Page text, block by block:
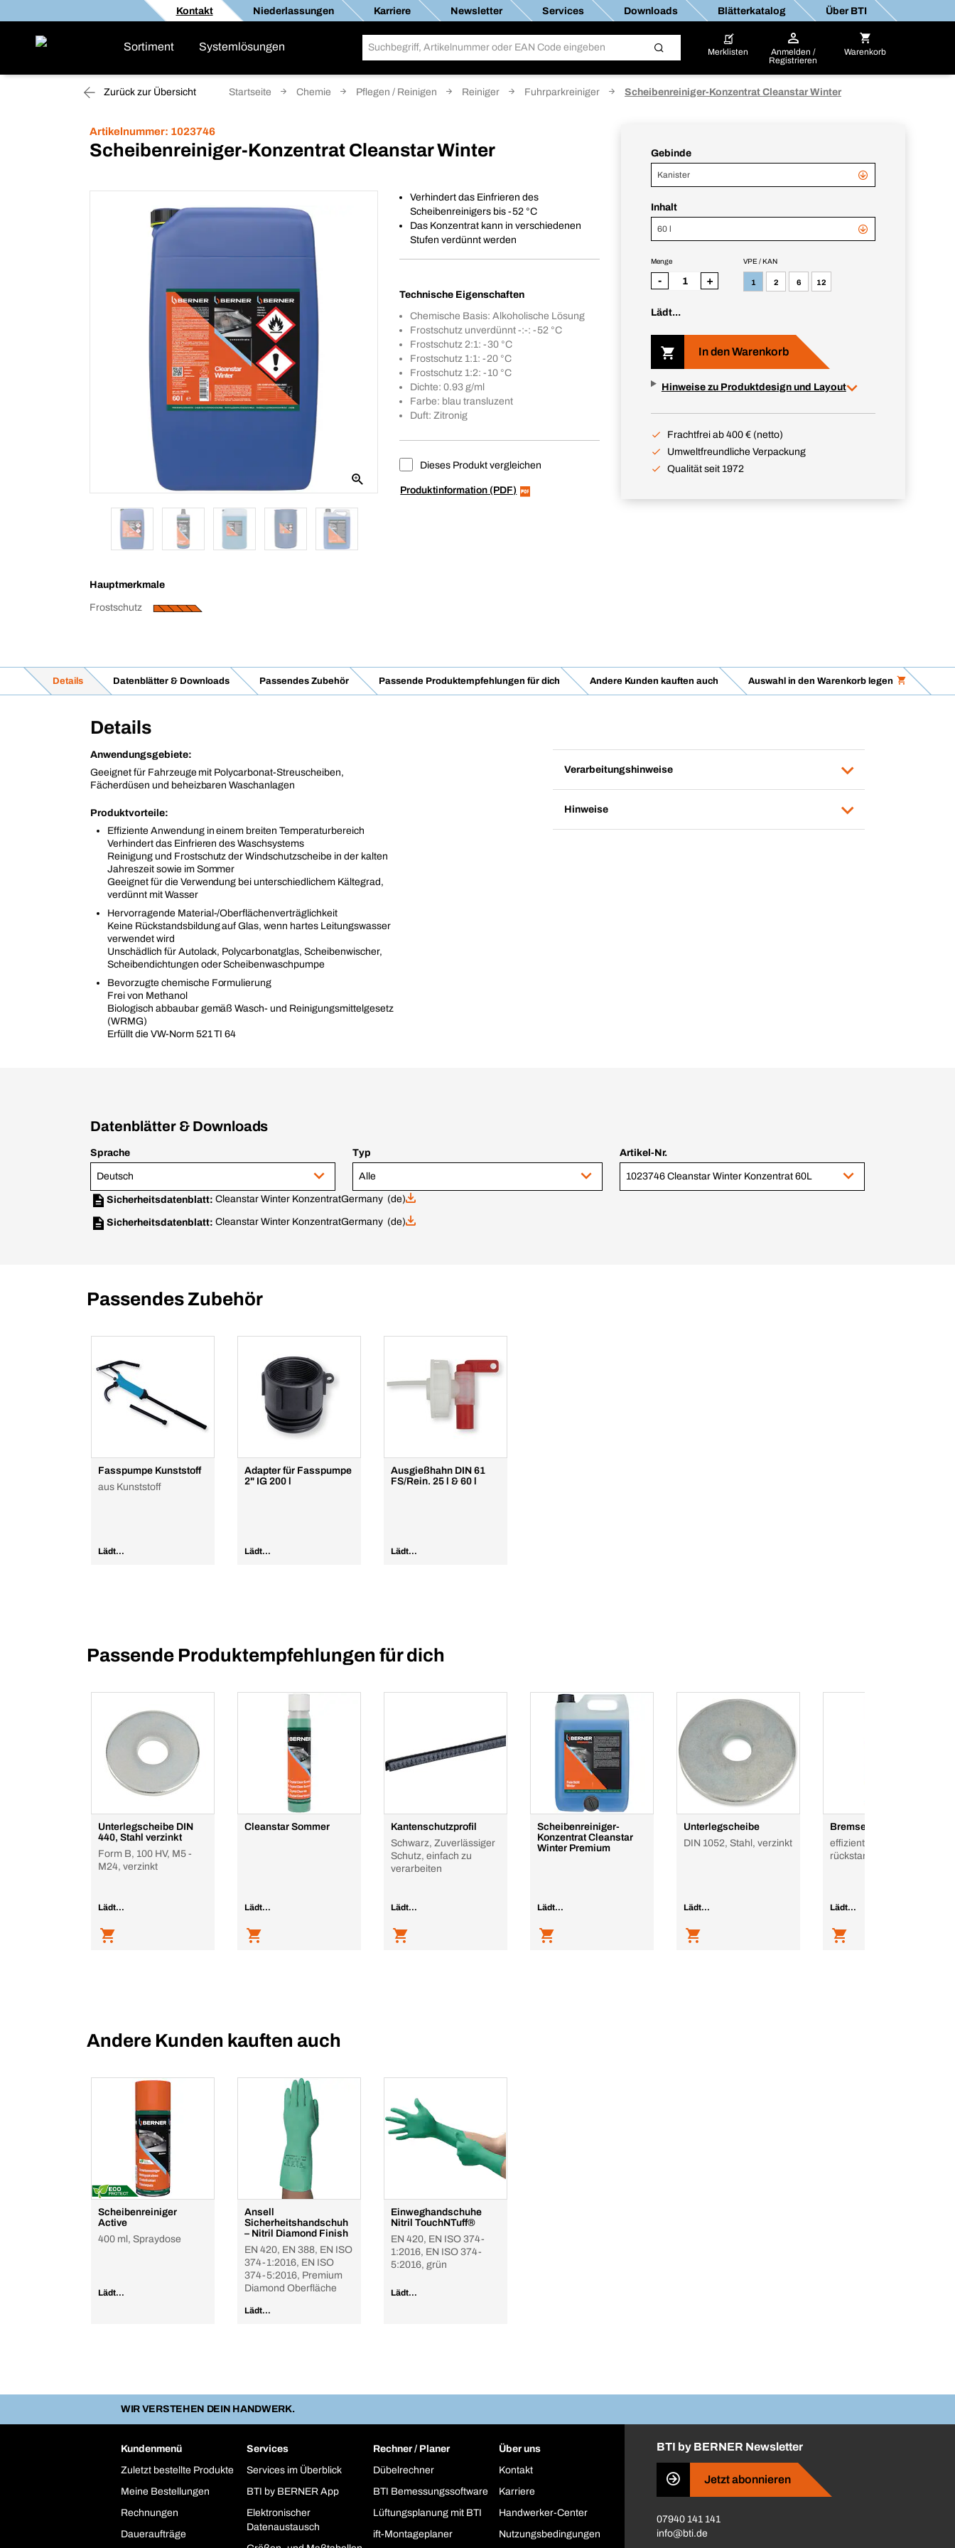
Kontakt Niederlassungen Karriere Newsletter Services Downloads Blätterkatalog Über BTI
Sortiment Systemlösungen Merklisten
Anmelden /
Registrieren
Warenkorb
Zurück zur Übersicht Startseite Chemie Pflegen / Reinigen Reiniger Fuhrparkreiniger Scheibenreiniger-Konzentrat Cleanstar Winter
Artikelnummer: 1023746
Scheibenreiniger-Konzentrat Cleanstar Winter
Hauptmerkmale
Frostschutz
Verhindert das Einfrieren des
Scheibenreinigers bis -52 °C
Das Konzentrat kann in verschiedenen
Stufen verdünnt werden
Technische Eigenschaften
Chemische Basis: Alkoholische Lösung
Frostschutz unverdünnt -:-: -52 °C
Frostschutz 2:1: -30 °C
Frostschutz 1:1: -20 °C
Frostschutz 1:2: -10 °C
Dichte: 0.93 g/ml
Farbe: blau transluzent
Duft: Zitronig
Dieses Produkt vergleichen
Produktinformation (PDF)
Gebinde
Kanister
Inhalt
60 l
VPE / KAN
1 2 6 12
Menge
- +
Lädt...
In den Warenkorb
Hinweise zu Produktdesign und Layout
Frachtfrei ab 400 € (netto)
Umweltfreundliche Verpackung
Qualität seit 1972
Details Datenblätter & Downloads Passendes Zubehör Passende Produktempfehlungen für dich Andere Kunden kauften auch Auswahl in den Warenkorb legen
Details
Anwendungsgebiete:
Geeignet für Fahrzeuge mit Polycarbonat-Streuscheiben,
Fächerdüsen und beheizbaren Waschanlagen
Produktvorteile:
Effiziente Anwendung in einem breiten Temperaturbereich
Verhindert das Einfrieren des Waschsystems
Reinigung und Frostschutz der Windschutzscheibe in der kalten
Jahreszeit sowie im Sommer
Geeignet für die Verwendung bei unterschiedlichem Kältegrad,
verdünnt mit Wasser
Hervorragende Material-/Oberflächenverträglichkeit
Keine Rückstandsbildung auf Glas, wenn hartes Leitungswasser
verwendet wird
Unschädlich für Autolack, Polycarbonatglas, Scheibenwischer,
Scheibendichtungen oder Scheibenwaschpumpe
Bevorzugte chemische Formulierung
Frei von Methanol
Biologisch abbaubar gemäß Wasch- und Reinigungsmittelgesetz
(WRMG)
Erfüllt die VW-Norm 521 TI 64
Verarbeitungshinweise
Hinweise
Datenblätter & Downloads
Sprache
Deutsch
Typ
Alle
Artikel-Nr.
1023746 Cleanstar Winter Konzentrat 60L
Sicherheitsdatenblatt: Cleanstar Winter KonzentratGermany (de)
Sicherheitsdatenblatt: Cleanstar Winter KonzentratGermany (de)
Passendes Zubehör
Fasspumpe Kunststoff
aus Kunststoff
Lädt...
Adapter für Fasspumpe
2" IG 200 l
Lädt...
Ausgießhahn DIN 61
FS/Rein. 25 l & 60 l
Lädt...
Passende Produktempfehlungen für dich
Unterlegscheibe DIN
440, Stahl verzinkt
Form B, 100 HV, M5 -
M24, verzinkt
Lädt...
Cleanstar Sommer
Lädt...
Kantenschutzprofil
Schwarz, Zuverlässiger
Schutz, einfach zu
verarbeiten
Lädt...
Scheibenreiniger-
Konzentrat Cleanstar
Winter Premium
Lädt...
Unterlegscheibe
DIN 1052, Stahl, verzinkt
Lädt...
Bremsenreiniger
effizient und
rückstandsfrei
Lädt...
Andere Kunden kauften auch
Scheibenreiniger
Active
400 ml, Spraydose
Lädt...
Ansell
Sicherheitshandschuh
– Nitril Diamond Finish
EN 420, EN 388, EN ISO
374-1:2016, EN ISO
374-5:2016, Premium
Diamond Oberfläche
Lädt...
Einweghandschuhe
Nitril TouchNTuff®
EN 420, EN ISO 374-
1:2016, EN ISO 374-
5:2016, grün
Lädt...
WIR VERSTEHEN DEIN HANDWERK.
Kundenmenü
Zuletzt bestellte Produkte
Meine Bestellungen
Rechnungen
Daueraufträge
Services
Services im Überblick
BTI by BERNER App
Elektronischer
Datenaustausch
Rechner / Planer
Dübelrechner
BTI Bemessungssoftware
Lüftungsplanung mit BTI
ift-Montageplaner
Über uns
Kontakt
Karriere
Handwerker-Center
Nutzungsbedingungen
BTI by BERNER Newsletter
Jetzt abonnieren
07940 141 141
info@bti.de